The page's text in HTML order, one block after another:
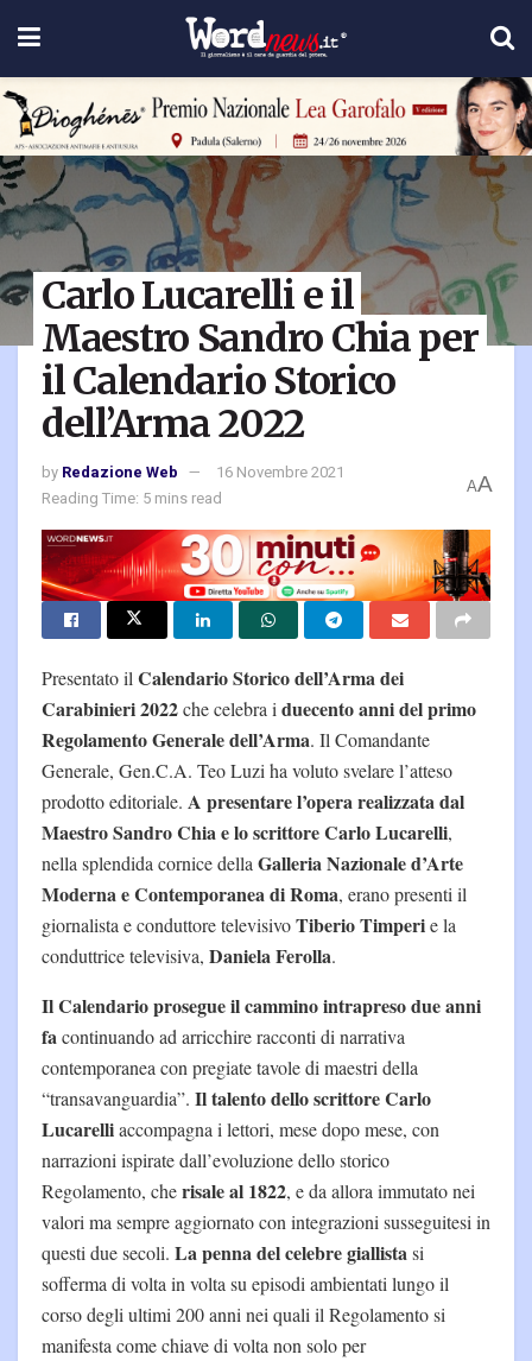
Carlo Lucarelli e il
Maestro Sandro Chia per
il Calendario Storico
dell’Arma 2022
by Redazione Web
16 Novembre 2021
Reading Time: 5 mins read
AA
Presentato il Calendario Storico dell’Arma dei
Carabinieri 2022che celebra i duecento anni del primo
Regolamento Generale dell’Arma. Il Comandante
Generale, Gen.C.A. Teo Luzi ha voluto svelare l’atteso
prodotto editoriale. A presentare l’opera realizzata dal
Maestro Sandro Chia e lo scrittore Carlo Lucarelli,
nella splendida cornice della Galleria Nazionale d’Arte
Moderna e Contemporanea di Roma, erano presenti il
giornalista e conduttore televisivoTiberio Timperie la
conduttrice televisiva, Daniela Ferolla.
Il Calendario prosegue il cammino intrapreso due anni
facontinuando ad arricchire racconti di narrativa
contemporanea con pregiate tavole di maestri della
“transavanguardia”. Il talento dello scrittore Carlo
Lucarelliaccompagna i lettori, mese dopo mese, con
narrazioni ispirate dall’evoluzione dello storico
Regolamento, cherisale al 1822, e da allora immutato nei
valori ma sempre aggiornato con integrazioni susseguitesi in
questi due secoli. La penna del celebre giallistasi
sofferma di volta in volta su episodi ambientati lungo il
corso degli ultimi 200 anni nei quali il Regolamento si
manifesta come chiave di volta non solo per